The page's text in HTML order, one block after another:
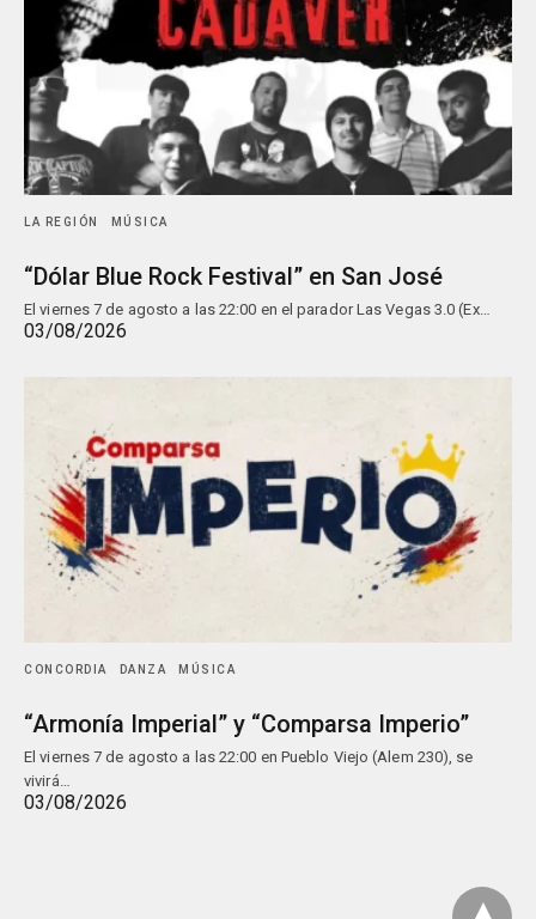
LA REGIÓN MÚSICA
“Dólar Blue Rock Festival” en San José
El viernes 7 de agosto a las 22:00 en el parador Las Vegas 3.0 (Ex…
03/08/2026
CONCORDIA DANZA MÚSICA
“Armonía Imperial” y “Comparsa Imperio”
El viernes 7 de agosto a las 22:00 en Pueblo Viejo (Alem 230), se
vivirá…
03/08/2026